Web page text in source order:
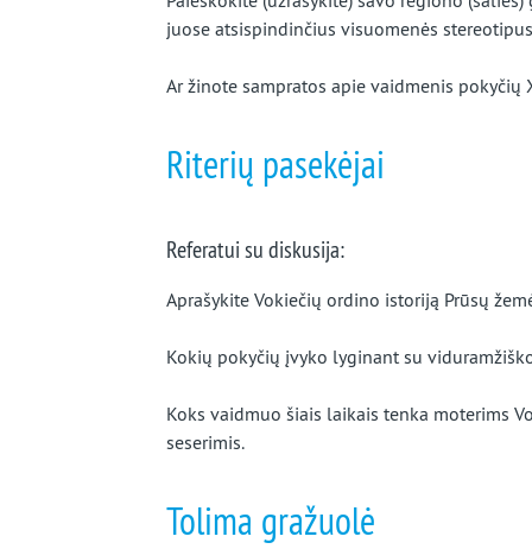
juose atsispindinčius visuomenės
Ar žinote sampratos apie vaidmenis pokyčių
Riterių pasekėjai
Referatui su diskusija:
Aprašykite Vokiečių ordino istoriją Prūsų
Kokių pokyčių įvyko lyginant su
Koks vaidmuo šiais laikais tenka moterims
seserimis.
Tolima gražuolė